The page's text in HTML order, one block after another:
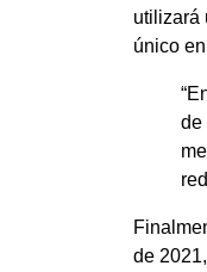
utilizará
único
de
de